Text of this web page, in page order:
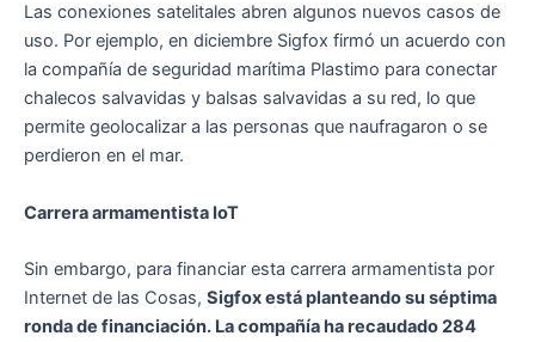
Las conexiones satelitales abren algunos nuevos casos de
uso. Por ejemplo, en diciembre Sigfox firmó un acuerdo con
la compañía de seguridad marítima Plastimo para conectar
chalecos salvavidas y balsas salvavidas a su red, lo que
permite geolocalizar a las personas que naufragaron o se
perdieron en el mar.
Carrera armamentista IoT
Sin embargo, para financiar esta carrera armamentista por
Internet de las Cosas, Sigfox está planteando su séptima
ronda de financiación. La compañía ha recaudado 284